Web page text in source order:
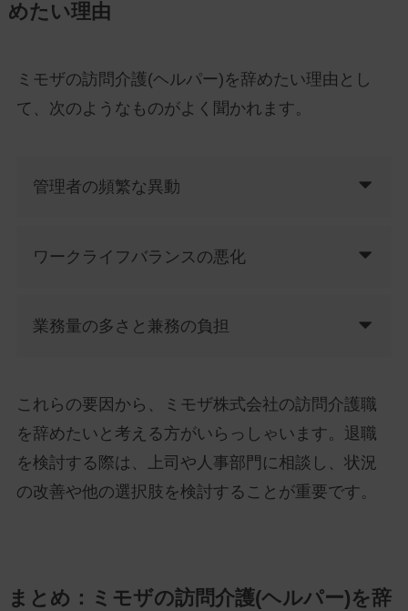
めたい理由
ミモザの訪問介護(ヘルパー)を辞めたい理由とし
て、次のようなものがよく聞かれます。
管理者の頻繁な異動
ワークライフバランスの悪化
業務量の多さと兼務の負担
これらの要因から、ミモザ株式会社の訪問介護職
を辞めたいと考える方がいらっしゃいます。退職
を検討する際は、上司や人事部門に相談し、状況
の改善や他の選択肢を検討することが重要です。
まとめ：ミモザの訪問介護(ヘルパー)を辞